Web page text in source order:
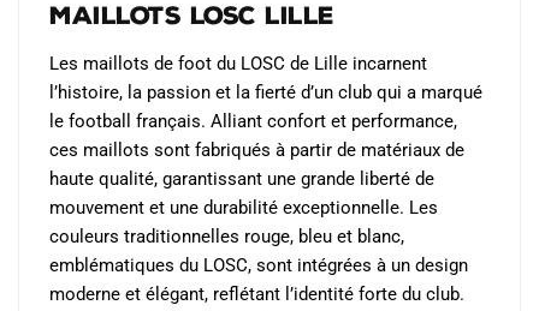
page
produit
être
sur
la
page
du
produit
Maillots LOSC Lille
Les maillots de foot du LOSC de Lille incarnent
l’histoire, la passion et la fierté d’un club qui a marqué
le football français. Alliant confort et performance,
ces maillots sont fabriqués à partir de matériaux de
haute qualité, garantissant une grande liberté de
mouvement et une durabilité exceptionnelle. Les
couleurs traditionnelles rouge, bleu et blanc,
emblématiques du LOSC, sont intégrées à un design
moderne et élégant, reflétant l’identité forte du club.